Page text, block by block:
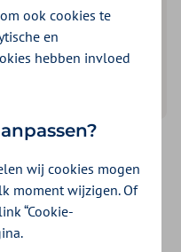
om hun
de juiste hulp te
Nee
ook cookies te
en
hebben invloed
wij cookies mogen
moment wijzigen. Of
“Cookie-